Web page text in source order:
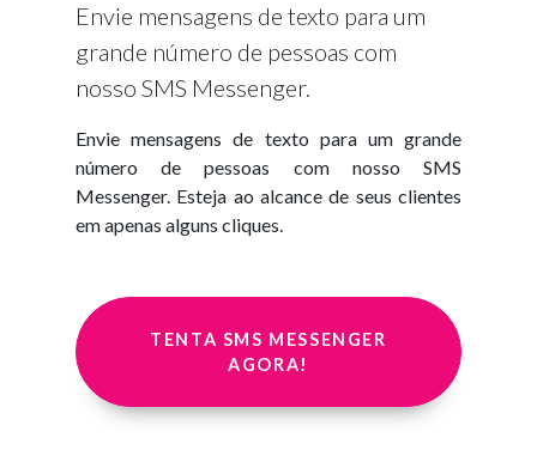
Envie mensagens de texto para um
grande número de pessoas com
nosso SMS Messenger.
Envie mensagens de texto para um grande
número de pessoas com nosso SMS
Messenger. Esteja ao alcance de seus clientes
em apenas alguns cliques.
TENTA SMS MESSENGER
AGORA!